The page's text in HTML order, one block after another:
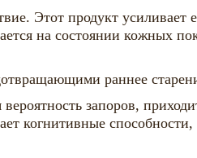
Этот продукт усиливает
на состоянии кожных
раннее
запоров,
когнитивные способности,